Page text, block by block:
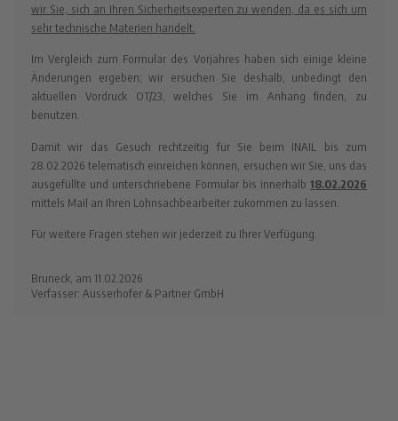
wir Sie, sich an Ihren Sicherheitsexperten zu wenden, da es sich um
sehr technische Materien handelt.
Im Vergleich zum Formular des Vorjahres haben sich einige kleine
Änderungen ergeben; wir ersuchen Sie deshalb, unbedingt den
aktuellen Vordruck OT/23, welches Sie im Anhang finden, zu
benutzen.
Damit wir das Gesuch rechtzeitig für Sie beim INAIL bis zum
28.02.2026 telematisch einreichen können, ersuchen wir Sie, uns das
ausgefüllte und unterschriebene Formular bis innerhalb 18.02.2026
mittels Mail an Ihren Lohnsachbearbeiter zukommen zu lassen.
Für weitere Fragen stehen wir jederzeit zu Ihrer Verfügung.
Bruneck, am 11.02.2026
Verfasser: Ausserhofer & Partner GmbH